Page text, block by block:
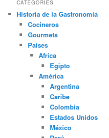
CATEGORIES
Historia de la Gastronomía
Cocineros
Gourmets
Paises
Africa
Egipto
América
Argentina
Caribe
Colombia
Estados Unidos
México